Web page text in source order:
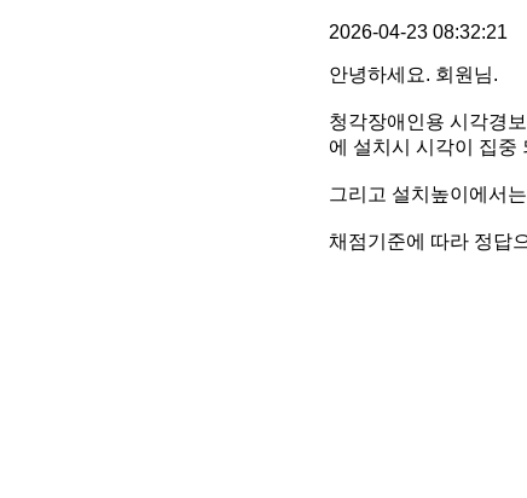
2026-04-23 08:32:21
안녕하세요. 회원님.
청각장애인용 시각경
에 설치시 시각이 집중
그리고 설치높이에서
채점기준에 따라 정답